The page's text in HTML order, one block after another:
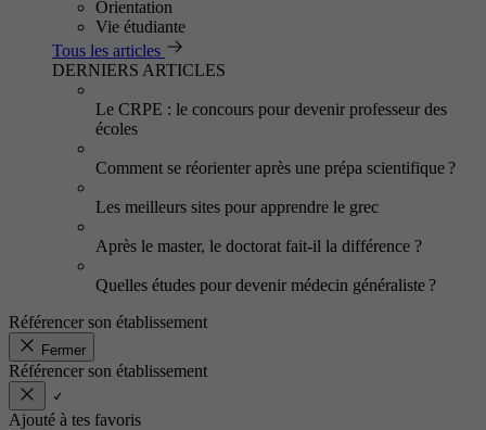
Orientation
Vie étudiante
Tous les articles
DERNIERS ARTICLES
Le CRPE : le concours pour devenir professeur des
écoles
Comment se réorienter après une prépa scientifique ?
Les meilleurs sites pour apprendre le grec
Après le master, le doctorat fait-il la différence ?
Quelles études pour devenir médecin généraliste ?
Référencer son établissement
Fermer
Référencer son établissement
Ajouté à tes favoris